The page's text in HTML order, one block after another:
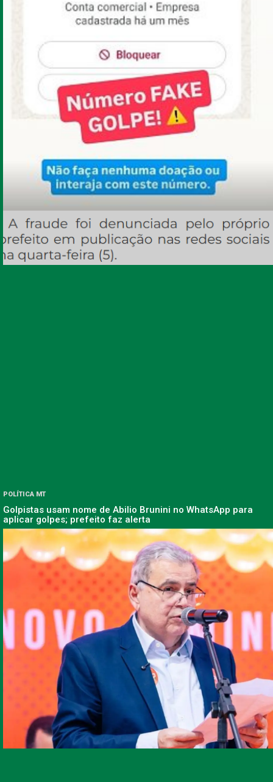
POLÍTICA MT
Golpistas usam nome de Abilio Brunini no WhatsApp para
aplicar golpes; prefeito faz alerta